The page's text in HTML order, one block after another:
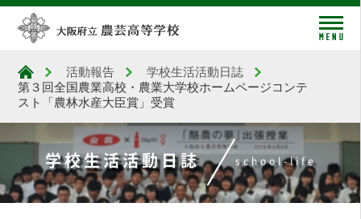
大阪府立農芸高等学校
活動報告
学校生活活動日誌
第３回全国農業高校・農業大学校ホームページコンテ
スト「農林水産大臣賞」受賞
学校生活活動日誌 school-life